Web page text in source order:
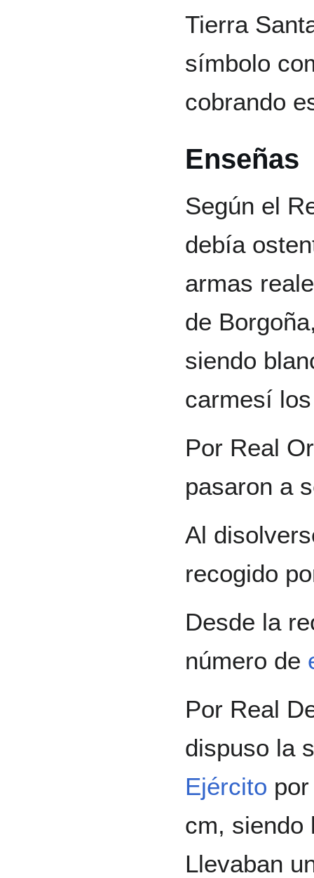
Tierra
símbolo
cobrando
Enseñas
Según el
debía
armas
de
siendo
carmesí
Por Real
pasaron a
Al
recogido
Desde la
número de
Por Real
dispuso la
Ejército
cm, siendo
Llevaban